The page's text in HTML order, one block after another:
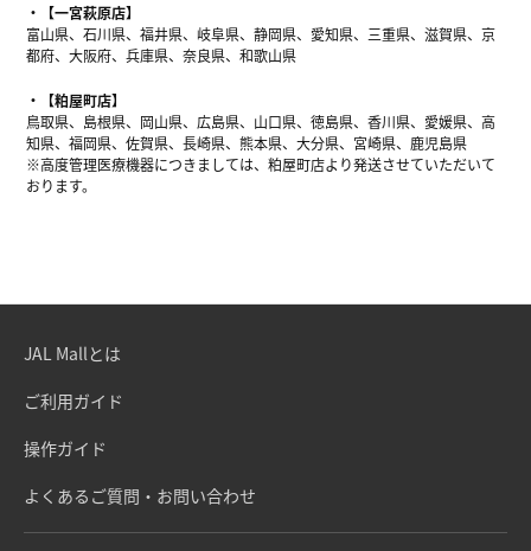
【一宮萩原店】
富山県、石川県、福井県、岐阜県、静岡県、愛知県、三重県、滋賀県、京
都府、大阪府、兵庫県、奈良県、和歌山県
【粕屋町店】
鳥取県、島根県、岡山県、広島県、山口県、徳島県、香川県、愛媛県、高
知県、福岡県、佐賀県、長崎県、熊本県、大分県、宮崎県、鹿児島県
※高度管理医療機器につきましては、粕屋町店より発送させていただいて
おります。
JAL Mallとは
ご利用ガイド
操作ガイド
よくあるご質問・お問い合わせ